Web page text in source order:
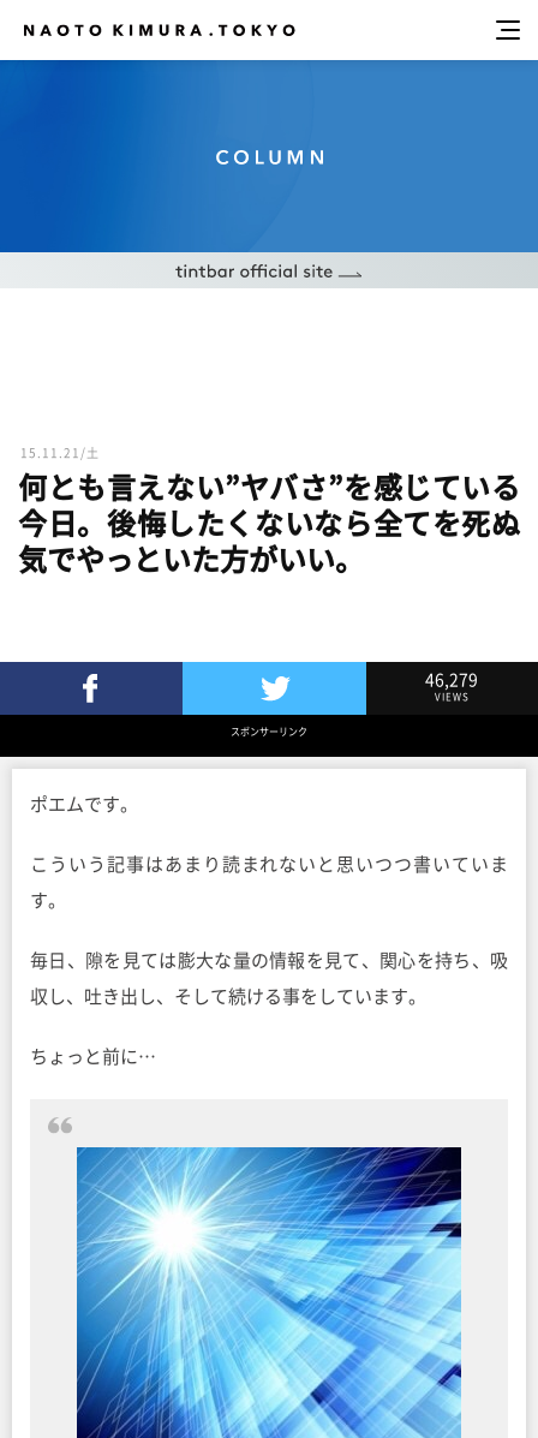
15.11.21/土
何とも言えない”ヤバさ”を感じている
今日。後悔したくないなら全てを死ぬ
気でやっといた方がいい。
Twitterでツイート
46,279
VIEWS
スポンサーリンク
ポエムです。
こういう記事はあまり読まれないと思いつつ書いていま
す。
毎日、隙を見ては膨大な量の情報を見て、関心を持ち、吸
収し、吐き出し、そして続ける事をしています。
ちょっと前に…